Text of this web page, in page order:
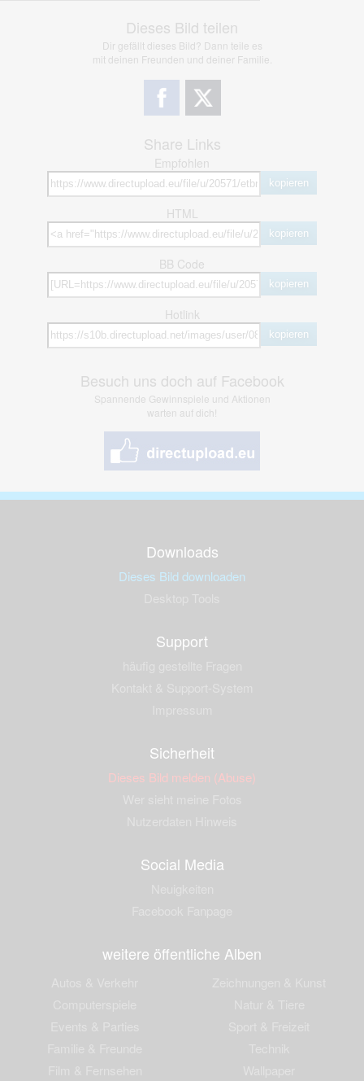
Dieses Bild teilen
Dir gefällt dieses Bild? Dann teile es
mit deinen Freunden und deiner Familie.
Share Links
Empfohlen
kopieren
HTML
kopieren
BB Code
kopieren
Hotlink
kopieren
Besuch uns doch auf Facebook
Spannende Gewinnspiele und Aktionen
warten auf dich!
Downloads
Dieses Bild downloaden
Support
Sicherheit
Dieses Bild melden (Abuse)
Social Media
weitere öffentliche Alben